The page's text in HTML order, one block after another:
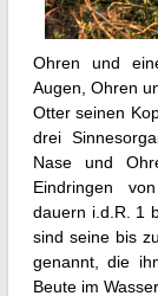
Ohren und
Augen, Ohren
Otter seinen
drei
Nase und
Eindringen
dauern i.d.R. 1
sind seine bis
genannt, die
Beute im